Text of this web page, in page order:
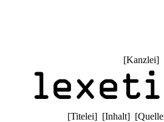
[Kanzlei]
[Titelei] [Inhalt] [